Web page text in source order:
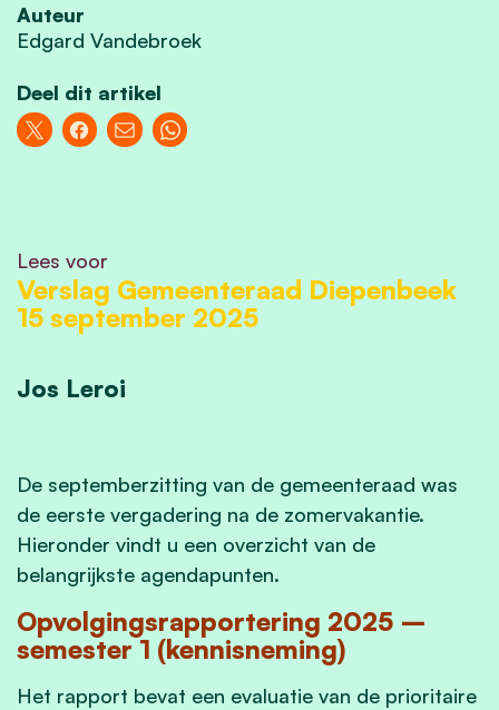
Auteur
Edgard Vandebroek
Deel dit artikel
Lees voor
Verslag Gemeenteraad Diepenbeek
15 september 2025
Jos Leroi
De septemberzitting van de gemeenteraad was
de eerste vergadering na de zomervakantie.
Hieronder vindt u een overzicht van de
belangrijkste agendapunten.
Opvolgingsrapportering 2025 –
semester 1 (kennisneming)
Het rapport bevat een evaluatie van de prioritaire